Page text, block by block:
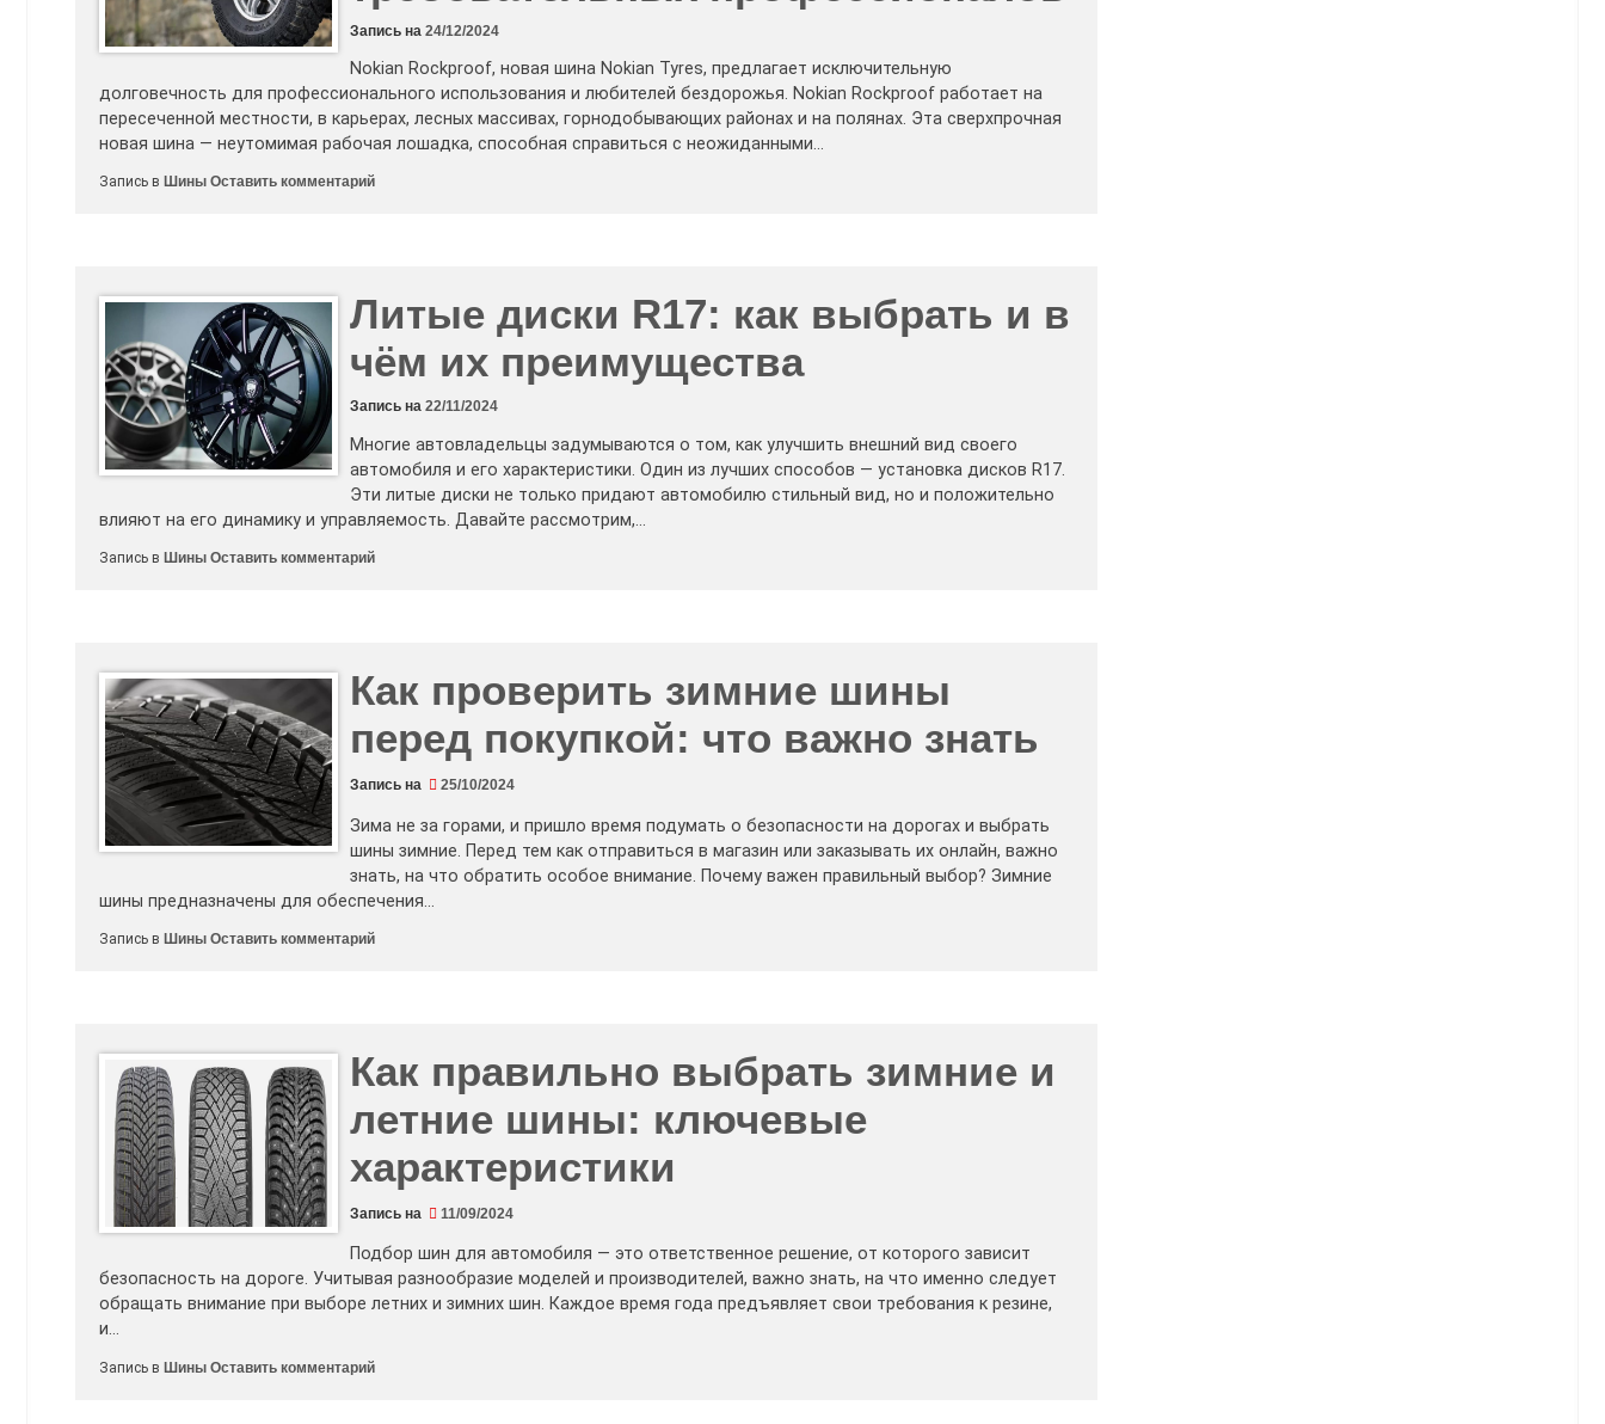
Запись на 24/12/2024
Nokian Rockproof, новая шина Nokian Tyres, предлагает исключительную
долговечность для профессионального использования и любителей бездорожья. Nokian Rockproof работает на
пересеченной местности, в карьерах, лесных массивах, горнодобывающих районах и на полянах. Эта сверхпрочная
новая шина — неутомимая рабочая лошадка, способная справиться с неожиданными…
Запись в Шины Оставить комментарийк
для
требовательных
профессионалов
Литые диски R17: как выбрать и в
чём их преимущества
Запись на 22/11/2024
Многие автовладельцы задумываются о том, как улучшить внешний вид своего
автомобиля и его характеристики. Один из лучших способов — установка дисков R17.
Эти литые диски не только придают автомобилю стильный вид, но и положительно
влияют на его динамику и управляемость. Давайте рассмотрим,…
Запись в Шины Оставить комментарийк
в
чём
их
Как проверить зимние шины
перед покупкой: что важно знать
Запись на 25/10/2024
Зима не за горами, и пришло время подумать о безопасности на дорогах и выбрать
шины зимние. Перед тем как отправиться в магазин или заказывать их онлайн, важно
знать, на что обратить особое внимание. Почему важен правильный выбор? Зимние
шины предназначены для обеспечения…
Запись в Шины Оставить комментарийк
что
важно
знать
Как правильно выбрать зимние и
летние шины: ключевые
характеристики
Запись на 11/09/2024
Подбор шин для автомобиля — это ответственное решение, от которого зависит
безопасность на дороге. Учитывая разнообразие моделей и производителей, важно знать, на что именно следует
обращать внимание при выборе летних и зимних шин. Каждое время года предъявляет свои требования к резине,
и…
Запись в Шины Оставить комментарийк